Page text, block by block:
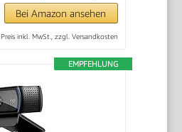
Bei Amazon ansehen
Preis inkl. MwSt., zzgl. Versandkosten
EMPFEHLUNG